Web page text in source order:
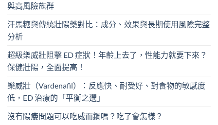
與高風險族群
汗馬糖與傳統壯陽藥對比：成分、效果與長期使用風險完整
分析
超級樂威壯阻擊 ED 症狀！年齡上去了，性能力就要下來？
保健壯陽，全面提高！
樂威壯（Vardenafil）：反應快、耐受好、對食物的敏感度
低，ED 治療的「平衡之選」
沒有陽痿問題可以吃威而鋼嗎？吃了會怎樣？